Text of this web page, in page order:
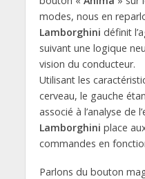
modes, nous en
Lamborghini définit
suivant une logique
vision du conducteur.
Utilisant les
cerveau, le gauche
associé à l’analyse de
Lamborghini place
commandes en
Parlons du bouton